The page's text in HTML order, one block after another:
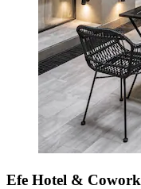
Efe Hotel & Cowork